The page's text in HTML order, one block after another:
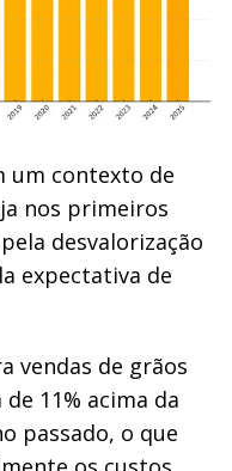
um contexto de
nos primeiros
desvalorização
expectativa de
vendas de grãos
de 11% acima da
passado, o que